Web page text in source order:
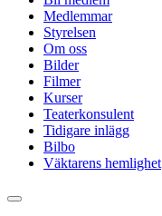
Medlemmar
Styrelsen
Om oss
Bilder
Filmer
Kurser
Teaterkonsulent
Tidigare inlägg
Bilbo
Väktarens hemlighet